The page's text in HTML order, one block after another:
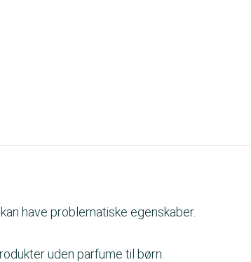
have problematiske egenskaber.
uden parfume til børn.